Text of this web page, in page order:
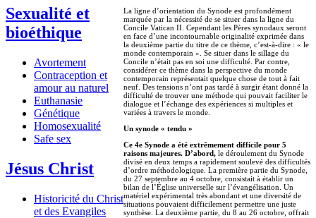
Sexualité et
bioéthique
Avortement
Contraception et
amour au naturel
Euthanasie
Génétique
Homosexualité
Safe sex
Jésus Christ
Historicité du Christ
et des Evangiles
La ligne d’orientation du Synode est profondément
marquée par la nécessité de se situer dans la ligne du
Concile Vatican II. Cependant les Pères synodaux seront
en face d’une incontournable originalité exprimée dans
la deuxième partie du titre de ce thème, c’est-à-dire : « le
monde contemporain ». Se situer dans le sillage du
Concile n’était pas en soi une difficulté. Par contre,
considérer ce thème dans la perspective du monde
contemporain représentait quelque chose de tout à fait
neuf. Des tensions n’ont pas tardé à surgir étant donné la
difficulté de trouver une méthode qui pouvait faciliter le
dialogue et l’échange des expériences si multiples et
variées à travers le monde.
Un synode « tendu »
Ce 4e Synode a été extrêmement difficile pour 5
raisons majeures. D’abord, le déroulement du Synode
divisé en deux temps a rapidement soulevé des difficultés
d’ordre méthodologique. La première partie du Synode,
du 27 septembre au 4 octobre, consistait à établir un
bilan de l’Église universelle sur l’évangélisation. Un
matériel expérimental très abondant et une diversité de
situations pouvaient difficilement permettre une juste
synthèse. La deuxième partie, du 8 au 26 octobre, offrait